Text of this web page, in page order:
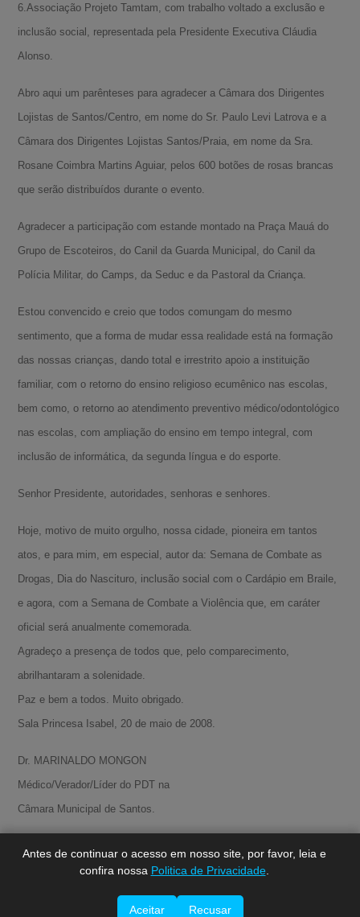
Antes de continuar o acesso em nosso site, por favor, leia e
confira nossa Politica de Privacidade.
Aceitar Recusar
6.Associação Projeto Tamtam, com trabalho voltado a exclusão e
inclusão social, representada pela Presidente Executiva Cláudia
Alonso.
Abro aqui um parênteses para agradecer a Câmara dos Dirigentes
Lojistas de Santos/Centro, em nome do Sr. Paulo Levi Latrova e a
Câmara dos Dirigentes Lojistas Santos/Praia, em nome da Sra.
Rosane Coimbra Martins Aguiar, pelos 600 botões de rosas brancas
que serão distribuídos durante o evento.
Agradecer a participação com estande montado na Praça Mauá do
Grupo de Escoteiros, do Canil da Guarda Municipal, do Canil da
Polícia Militar, do Camps, da Seduc e da Pastoral da Criança.
Estou convencido e creio que todos comungam do mesmo
sentimento, que a forma de mudar essa realidade está na formação
das nossas crianças, dando total e irrestrito apoio a instituição
familiar, com o retorno do ensino religioso ecumênico nas escolas,
bem como, o retorno ao atendimento preventivo médico/odontológico
nas escolas, com ampliação do ensino em tempo integral, com
inclusão de informática, da segunda língua e do esporte.
Senhor Presidente, autoridades, senhoras e senhores.
Hoje, motivo de muito orgulho, nossa cidade, pioneira em tantos
atos, e para mim, em especial, autor da: Semana de Combate as
Drogas, Dia do Nascituro, inclusão social com o Cardápio em Braile,
e agora, com a Semana de Combate a Violência que, em caráter
oficial será anualmente comemorada.
Agradeço a presença de todos que, pelo comparecimento,
abrilhantaram a solenidade.
Paz e bem a todos. Muito obrigado.
Sala Princesa Isabel, 20 de maio de 2008.
Dr. MARINALDO MONGON
Médico/Verador/Líder do PDT na
Câmara Municipal de Santos.